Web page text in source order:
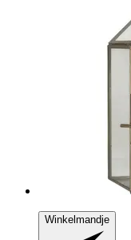
Winkelmandje